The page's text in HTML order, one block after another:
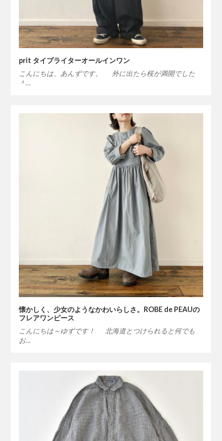
prit タイプライターオールインワン
こんにちは、あんずです。 外に出たら桜が満開でした
＾…
懐かしく、少女のようなかわいらしさ。ROBE de PEAUの
フレアワンピース
こんにちは～ゆずです！ 北海道とつけられると何でも
お…